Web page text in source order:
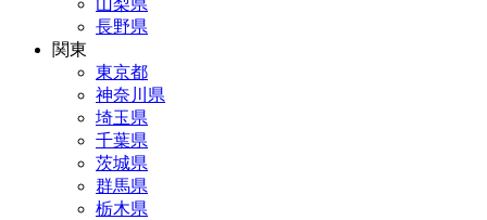
山梨県
長野県
関東
東京都
神奈川県
埼玉県
千葉県
茨城県
群馬県
栃木県